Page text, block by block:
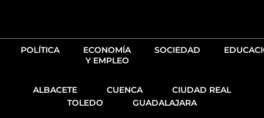
POLÍTICA
ECONOMÍA
Y EMPLEO
SOCIEDAD
ALBACETE CUENCA
CIUDAD REAL
TOLEDO
GUADALAJARA